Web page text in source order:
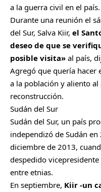
a la guerra civil en el país.
Durante una reunión el
del Sur, Salva Kiir, el
deseo de que se
posible visita» al país,
Agregó que quería hacer
a la población y aliento
reconstrucción.
Sudán del Sur
Sudán del Sur, un país
independizó de Sudán
diciembre de 2013,
despedido
entre etnias.
En septiembre, Kiir -un